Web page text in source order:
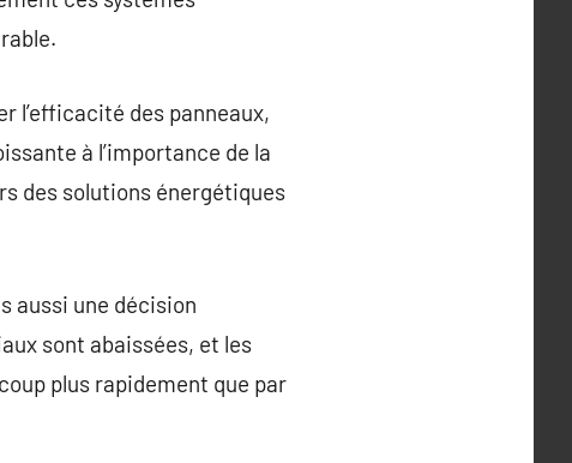
l’efficacité des panneaux,
à l’importance de la
des solutions énergétiques
aussi une décision
sont abaissées, et les
plus rapidement que par